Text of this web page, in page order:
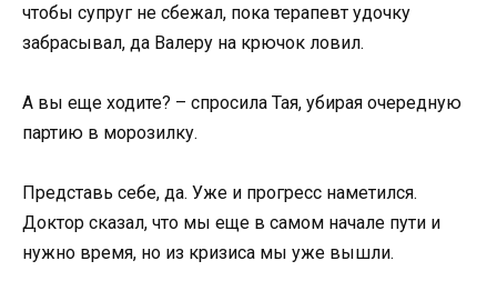
чтобы супруг не сбежал, пока терапевт удочку
забрасывал, да Валеру на крючок ловил.
А вы еще ходите? – спросила Тая, убирая очередную
партию в морозилку.
Представь себе, да. Уже и прогресс наметился.
Доктор сказал, что мы еще в самом начале пути и
нужно время, но из кризиса мы уже вышли.